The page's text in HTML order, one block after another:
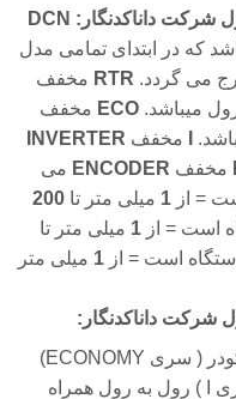
داناکدنگار:
DCN
که در ابتدای تمامی مدل
می گردد. RTRمخفف
میباشد. ECOمخفف
مخفف INVERTER
ENCODERمی
= از 1میلی متر تا 200
است = از 1میلی متر تا
است = از 1میلی متر
داناکدنگار:
رول به رول بدون اینورتر ، PLC و انکودر ( سری ECONOMY)
رول به رول بدون PLC و انکودر ( سری I ) رول به رول همراه